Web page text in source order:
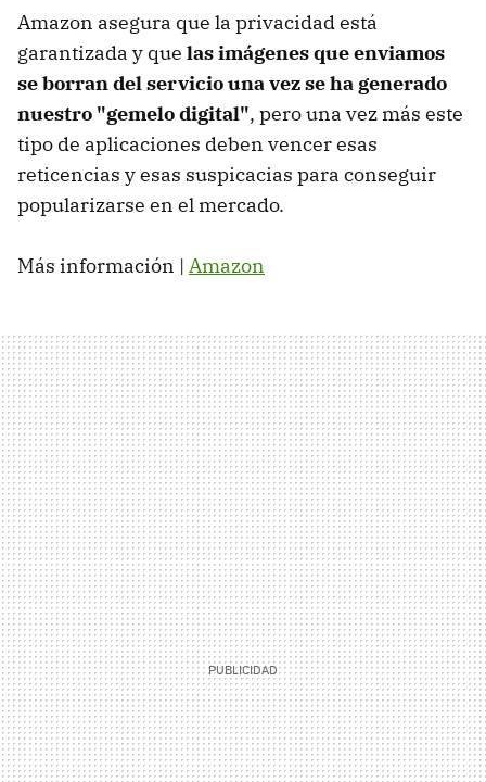
Amazon asegura que la privacidad está
garantizada y que las imágenes que enviamos
se borran del servicio una vez se ha generado
nuestro "gemelo digital", pero una vez más este
tipo de aplicaciones deben vencer esas
reticencias y esas suspicacias para conseguir
popularizarse en el mercado.
Más información | Amazon